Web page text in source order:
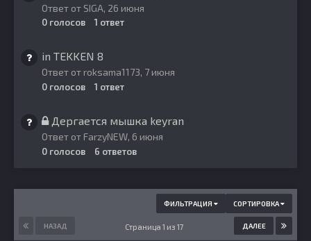
Ответ от SIGA, 26 июня
0 голосов 1 ответ
in TEKKEN 8
Ответ от roksama1173, 7 июня
0 голосов 1 ответ
Дергается мышка keyran
Ответ от FarzyNEW, 6 июня
0 голосов 6 ответов
СОРТИРОВКА
ФИЛЬТРАЦИЯ
НАЗАД ДАЛЕЕ
Страница 1 из 17